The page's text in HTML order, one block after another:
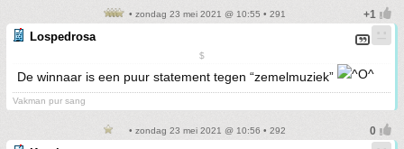
• zondag 23 mei 2021 @ 10:55 • 291
Lospedrosa
$
De winnaar is een puur statement tegen “zemelmuziek”
Vakman pur sang
• zondag 23 mei 2021 @ 10:56 • 292